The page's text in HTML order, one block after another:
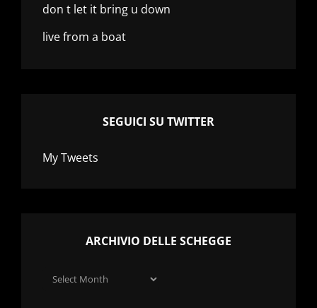
don t let it bring u down
live from a boat
SEGUICI SU TWITTER
My Tweets
ARCHIVIO DELLE SCHEGGE
Archivio